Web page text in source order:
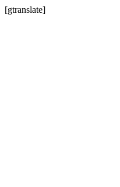
[gtranslate]